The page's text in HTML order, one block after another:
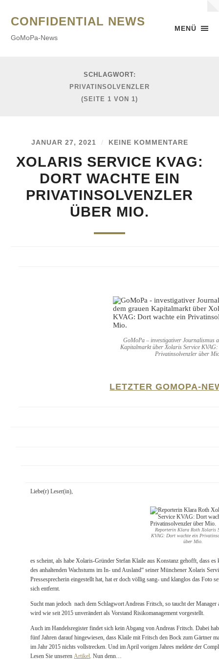
MENÜ
CONFIDENTIAL NEWS
GoMoPa-News
SCHLAGWORT:
PRIVATINSOLVENZLER
(SEITE 1 VON 1)
JANUAR 27, 2021 / KEINE KOMMENTARE
XOLARIS SERVICE KVAG:
DORT WACHTE EIN
PRIVATINSOLVENZLER
ÜBER MIO.
GoMoPa – investigativer Journalismus
Kapitalmarkt über Xolaris Service
Privatinsolvenzler über
LETZTER GOMOPA-
Liebe(r) Leser(in),
Reporterin Klara Roth Xolaris
KVAG: Dort wachte ein
über Mio.
es scheint, als habe Xolaris-Gründer Stefan Klaile aus Konstanz gehofft, dass
des anhaltenden Wachstums im In- und Ausland“ seiner Münchener Xolaris
Pressesprecherin eingestellt hat, hat er doch völlig sang- und klanglos das Foto
sich entfernt.
Sucht man jedoch nach dem Schlagwort Andreas Fritsch, so taucht der
wird wie seit 2015 unverändert als Vorstand Risikomanagement vorgestellt.
Auch im Handelsregister findet sich kein Abgang von Andreas Fritsch. Dabei
fünf Jahren darauf hingewiesen, dass Klaile mit Fritsch den Bock zum Gärtner
im Jahr 2015 nichts vollstrecken. Und im April vorigen Jahres meldete der
Lesen Sie unserenArtikel. Nun denn…